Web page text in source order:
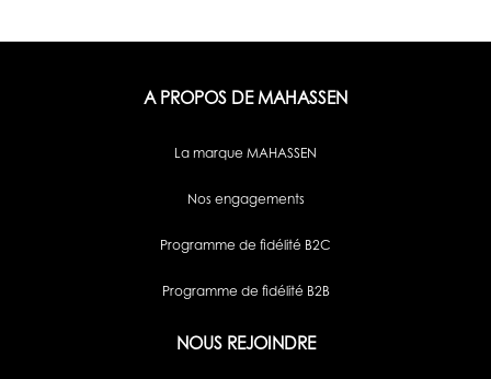
A PROPOS DE MAHASSEN
La marque MAHASSEN
Nos engagements
Programme de fidélité B2C
Programme de fidélité B2B
NOUS REJOINDRE